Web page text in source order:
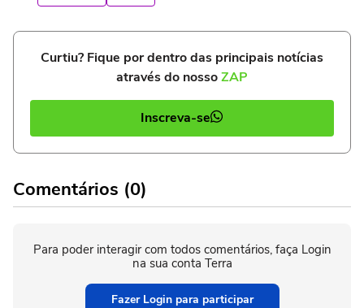
Curtiu? Fique por dentro das principais notícias
através do nossoZAP
Inscreva-se
Comentários (0)
Para poder interagir com todos comentários, faça Login
na sua conta Terra
Fazer Login para participar